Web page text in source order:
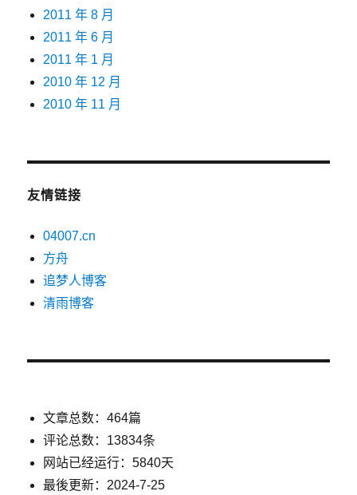
2011 年 8 月
2011 年 6 月
2011 年 1 月
2010 年 12 月
2010 年 11 月
友情链接
04007.cn
方舟
追梦人博客
清雨博客
文章总数：464篇
评论总数：13834条
网站已经运行：5840天
最後更新：2024-7-25